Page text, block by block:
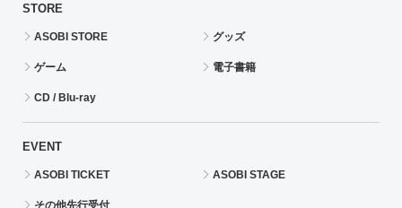
STORE
ASOBI STORE グッズ
ゲーム 電子書籍
CD / Blu-ray
EVENT
ASOBI TICKET ASOBI STAGE
その他先行受付